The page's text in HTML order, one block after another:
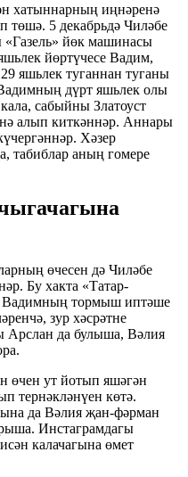
хатыннарның иңнәренә
төшә. 5 декабрьдә Чиләбе
йөк машинасы
йөртүчесе Вадим,
яшьлек туганнан туганы
дүрт яшьлек олы
сабыйны Златоуст
алып киткәннәр. Аннары
Хәзер
табиблар аның гомере
өчесен дә Чиләбе
Бу хакта «Татар-
Вадимның тормыш иптәше
зур хәсрәтне
Арслан да булыша, Вәлия
өчен ут йотып яшәгән
тернәкләнүен көтә.
да Вәлия җан-фәрман
Инстаграмдагы
калачагына өмет